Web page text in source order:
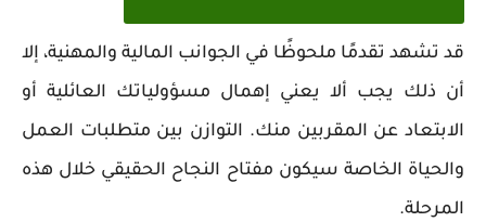
قد تشهد تقدمًا ملحوظًا في الجوانب المالية والمهنية، إلا
أن ذلك يجب ألا يعني إهمال مسؤولياتك العائلية أو
الابتعاد عن المقربين منك. التوازن بين متطلبات العمل
والحياة الخاصة سيكون مفتاح النجاح الحقيقي خلال هذه
المرحلة.